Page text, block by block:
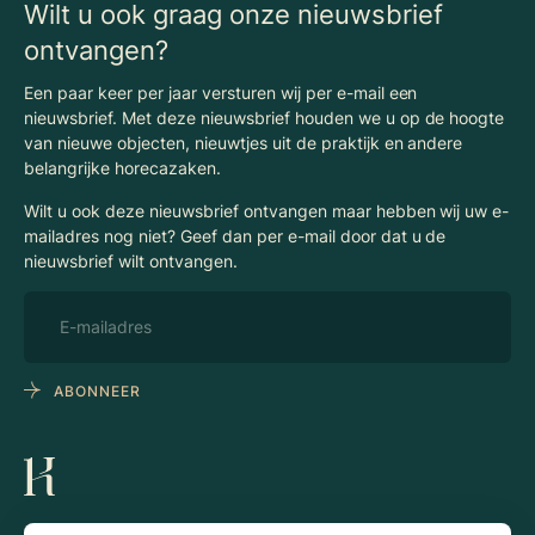
Wilt u ook graag onze nieuwsbrief
ontvangen?
Een paar keer per jaar versturen wij per e-mail een
nieuwsbrief. Met deze nieuwsbrief houden we u op de hoogte
van nieuwe objecten, nieuwtjes uit de praktijk en andere
belangrijke horecazaken.
Wilt u ook deze nieuwsbrief ontvangen maar hebben wij uw e-
mailadres nog niet? Geef dan per e-mail door dat u de
nieuwsbrief wilt ontvangen.
ABONNEER